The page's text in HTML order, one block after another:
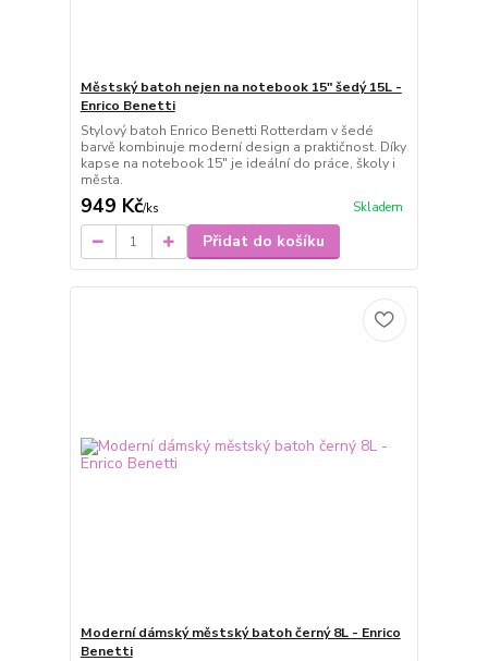
Městský batoh nejen na notebook 15" šedý 15L -
Enrico Benetti
Stylový batoh Enrico Benetti Rotterdam v šedé
barvě kombinuje moderní design a praktičnost. Díky
kapse na notebook 15" je ideální do práce, školy i
města.
949 Kč/ks Skladem
Přidat do košíku
Moderní dámský městský batoh černý 8L - Enrico
Benetti